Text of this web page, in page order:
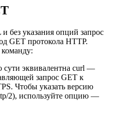
без указания опций запрос
GET протокола HTTP.
эквивалентна curl —
запрос GET к
Чтобы указать версию
2), используйте опцию —